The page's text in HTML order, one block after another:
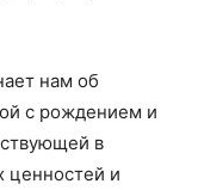
нам об
с рождением и
в
ценностей и